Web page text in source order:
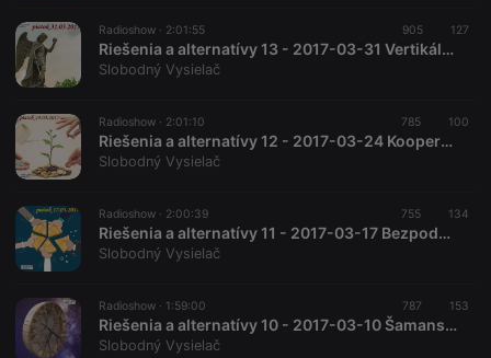
Radioshow · 2:01:55 905 127
Riešenia a alternatívy 13 - 2017-03-31 Vertikálno-personalistický politický systém
Slobodný Vysielač
Radioshow · 2:01:10 785 100
Riešenia a alternatívy 12 - 2017-03-24 Kooperatívna ekonomika
Slobodný Vysielač
Radioshow · 2:00:39 755 134
Riešenia a alternatívy 11 - 2017-03-17 Bezpodmienečný základný príjem
Slobodný Vysielač
Radioshow · 1:59:00 787 153
Riešenia a alternatívy 10 - 2017-03-10 Šamanské techniky
Slobodný Vysielač